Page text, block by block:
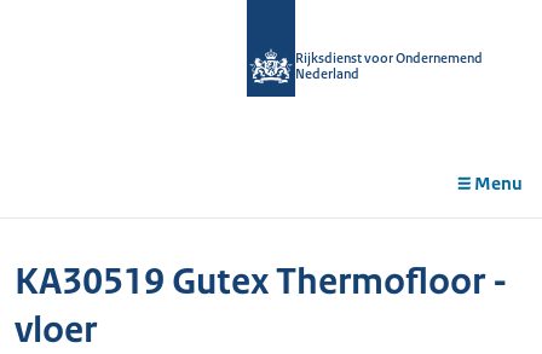
Rijksdienst voor Ondernemend
Nederland
Menu
KA30519 Gutex Thermofloor -
vloer